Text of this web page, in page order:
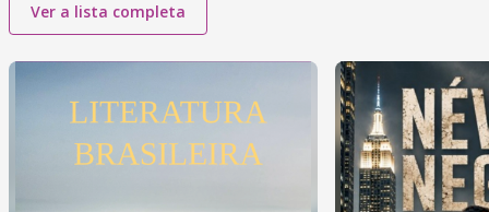
Ver a lista completa